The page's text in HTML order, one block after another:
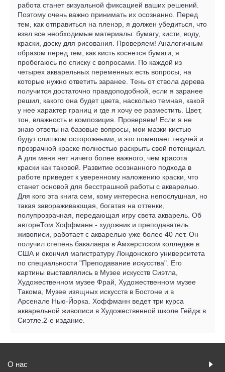
работа станет визуальной фиксацией ваших решений.
Поэтому очень важно принимать их осознанно. Перед
тем, как отправиться на пленэр, я должен убедиться, что
взял все необходимые материалы: бумагу, кисти, воду,
краски, доску для рисования. Проверяем! Аналогичным
образом перед тем, как кисть коснется бумаги, я
пробегаюсь по списку с вопросами. По каждой из
четырех акварельных переменных есть вопросы, на
которые нужно ответить заранее. Тень от ствола дерева
получится достаточно правдоподобной, если я заранее
решил, какого она будет цвета, насколько темная, какой
у нее характер границ и где я хочу ее разместить. Цвет,
тон, влажность и композиция. Проверяем! Если я не
знаю ответы на базовые вопросы, мои мазки кистью
будут слишком осторожными, и это помешает текучей и
прозрачной краске полностью раскрыть свой потенциал.
А для меня нет ничего более важного, чем красота
краски как таковой. Развитие осознанного подхода в
работе приведет к уверенному наложению краски, что
станет основой для бесстрашной работы с акварелью.
Для кого эта книга сем, кому интересна непослушная, но
такая завораживающая, богатая на оттенки,
полупрозрачная, передающая игру света акварель. Об
автореТом Хоффманн - художник и преподаватель
живописи, работает с акварелью уже более 40 лет. Он
получил степень бакалавра в Амхерстском колледже в
США и окончил магистратуру Лондонского университета
по специальности "Преподавание искусства". Его
картины выставлялись в Музее искусств Сиэтла,
Художественном музее Фрай, Художественном музее
Такома, Музее изящных искусств в Бостоне и в
Арсенале Нью-Йорка. Хоффманн ведет три курса
акварельной живописи в Художественной школе Гейдж в
Сиэтле.2-е издание.
О нас